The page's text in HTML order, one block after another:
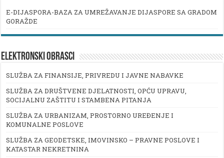
E-DIJASPORA-BAZA ZA UMREŽAVANJE DIJASPORE SA GRADOM
GORAŽDE
ELEKTRONSKI OBRASCI
SLUŽBA ZA FINANSIJE, PRIVREDU I JAVNE NABAVKE
SLUŽBA ZA DRUŠTVENE DJELATNOSTI, OPĆU UPRAVU,
SOCIJALNU ZAŠTITU I STAMBENA PITANJA
SLUŽBA ZA URBANIZAM, PROSTORNO UREĐENJE I
KOMUNALNE POSLOVE
SLUŽBA ZA GEODETSKE, IMOVINSKO – PRAVNE POSLOVE I
KATASTAR NEKRETNINA